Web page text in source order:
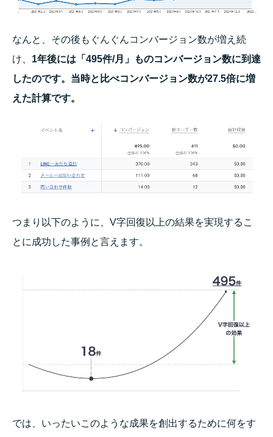
なんと、その後もぐんぐんコンバージョン数が増え続
け、 1年後には「495件/月」ものコンバージョン数に到達
したのです。当時と比べコンバージョン数が27.5倍に増
えた計算です。
つまり以下のように、V字回復以上の結果を実現するこ
とに成功した事例と言えます。
では、いったいこのような成果を創出するために何をす